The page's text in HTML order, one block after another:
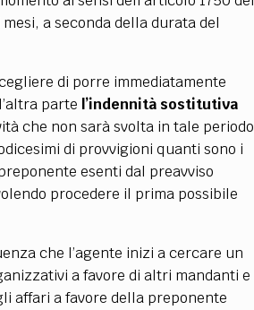
a seconda della durata del
di porre immediatamente
parte l’indennità sostitutiva
che non sarà svolta in tale periodo
di provvigioni quanti sono i
esenti dal preavviso
procedere il prima possibile
che l’agente inizi a cercare un
a favore di altri mandanti e
affari a favore della preponente